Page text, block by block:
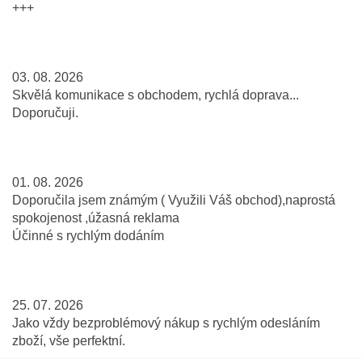
+++
03. 08. 2026
Skvělá komunikace s obchodem, rychlá doprava...
Doporučuji.
01. 08. 2026
Doporučila jsem známým ( Využili Váš obchod),naprostá
spokojenost ,úžasná reklama
Účinné s rychlým dodáním
25. 07. 2026
Jako vždy bezproblémový nákup s rychlým odesláním
zboží, vše perfektní.